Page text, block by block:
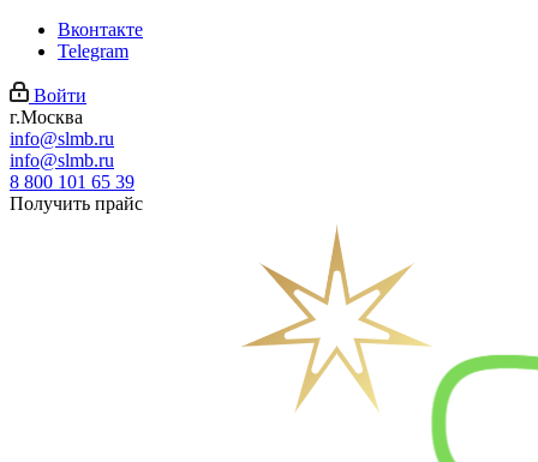
Вконтакте
Telegram
Войти
г.Москва
info@slmb.ru
info@slmb.ru
8 800 101 65 39
Получить прайс